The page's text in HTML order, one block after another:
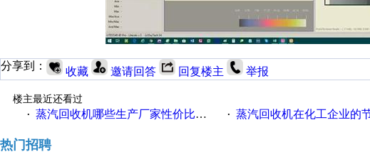
分享到： 收藏 邀请回答 回复楼主 举报
楼主最近还看过
· 蒸汽回收机哪些生产厂家性价比高一些 · 蒸汽回收机在化工企业的
热门招聘